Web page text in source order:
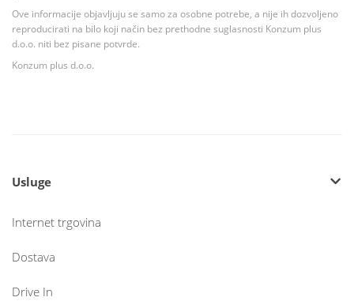
Ove informacije objavljuju se samo za osobne potrebe, a nije ih dozvoljeno
reproducirati na bilo koji način bez prethodne suglasnosti Konzum plus
d.o.o. niti bez pisane potvrde.
Konzum plus d.o.o.
Usluge
Internet trgovina
Dostava
Drive In